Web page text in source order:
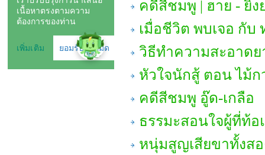
คดีสีชมพู | ฮาย - ยิ่ง
เมื่อชีวิต พบเจอ กับ
วิธีทำความสะอาด
หัวใจนักสู้ ตอน ไม้
คดีสีชมพู อู๊ด-เกลือ
ธรรมะสอนใจผู้ที่ท้อ
หนุ่มสูญเสียขาทั้งสอ